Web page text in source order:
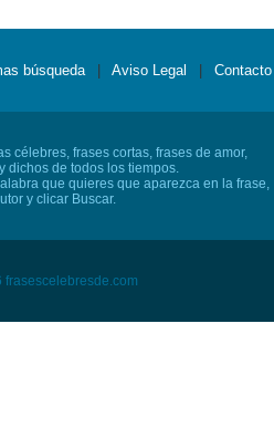
búsqueda Aviso Legal Contacto
célebres, frases cortas, frases de amor,
dichos de todos los tiempos.
que quieres que aparezca en la frase,
y clicar Buscar.